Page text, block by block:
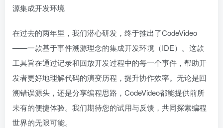
源集成开发环境
在过去的两年里，我们潜心研发，终于推出了CodeVideo
——一款基于事件溯源理念的集成开发环境（IDE）。这款
工具旨在通过记录和回放开发过程中的每一个事件，帮助开
发者更好地理解代码的演变历程，提升协作效率。无论是回
溯错误源头，还是分享编程思路，CodeVideo都能提供前所
未有的便捷体验。我们期待您的试用与反馈，共同探索编程
世界的无限可能。